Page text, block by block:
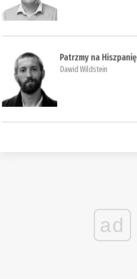
Patrzmy na Hiszpanię
Dawid Wildstein
ad